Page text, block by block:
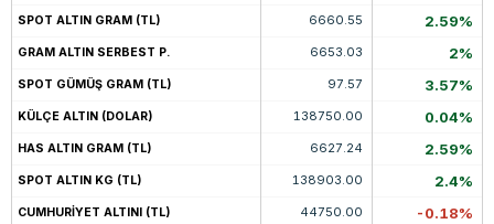
SPOT ALTIN GRAM (TL) 6660.55 2.59%
GRAM ALTIN SERBEST P. 6653.03 2%
SPOT GÜMÜŞ GRAM (TL) 97.57 3.57%
KÜLÇE ALTIN (DOLAR) 138750.00 0.04%
HAS ALTIN GRAM (TL) 6627.24 2.59%
SPOT ALTIN KG (TL) 138903.00 2.4%
CUMHURİYET ALTINI (TL) 44750.00 -0.18%